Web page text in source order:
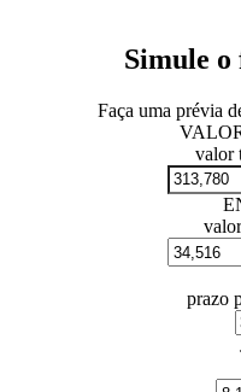
Simule
Faça uma prévia
valor
prazo